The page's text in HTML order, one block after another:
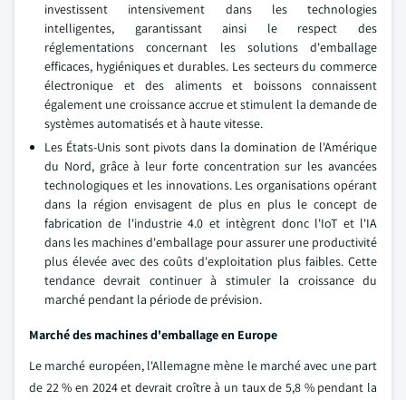
investissent intensivement dans les technologies
intelligentes, garantissant ainsi le respect des
réglementations concernant les solutions d'emballage
efficaces, hygiéniques et durables. Les secteurs du commerce
électronique et des aliments et boissons connaissent
également une croissance accrue et stimulent la demande de
systèmes automatisés et à haute vitesse.
Les États-Unis sont pivots dans la domination de l'Amérique
du Nord, grâce à leur forte concentration sur les avancées
technologiques et les innovations. Les organisations opérant
dans la région envisagent de plus en plus le concept de
fabrication de l'industrie 4.0 et intègrent donc l'IoT et l'IA
dans les machines d'emballage pour assurer une productivité
plus élevée avec des coûts d'exploitation plus faibles. Cette
tendance devrait continuer à stimuler la croissance du
marché pendant la période de prévision.
Marché des machines d'emballage en Europe
Le marché européen, l'Allemagne mène le marché avec une part
de 22 % en 2024 et devrait croître à un taux de 5,8 % pendant la